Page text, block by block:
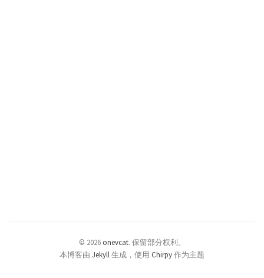
© 2026 onevcat. 保留部分权利。
本博客由 Jekyll 生成，使用 Chirpy作为主题